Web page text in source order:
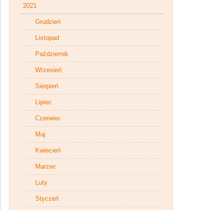
2021
Grudzień
Listopad
Październik
Wrzesień
Sierpień
Lipiec
Czerwiec
Maj
Kwiecień
Marzec
Luty
Styczeń